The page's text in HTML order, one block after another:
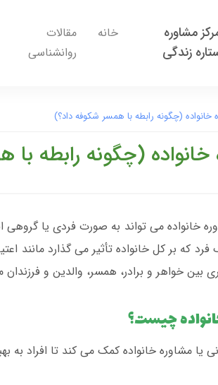
مشاوره
زندگی
خانه
مقالات
روانشناسی
خانواده (چگونه رابطه با همسر شکوفه داد؟)
خانواده (چگونه رابطه
خانواده می تواند به صورت فردی یا گروهی
که بر کل خانواده تأثیر می گذارد مانند
بین خواهر و برادر، همسر، والدین و فرزندان
چیست؟
یا مشاوره خانواده کمک می کند تا افراد